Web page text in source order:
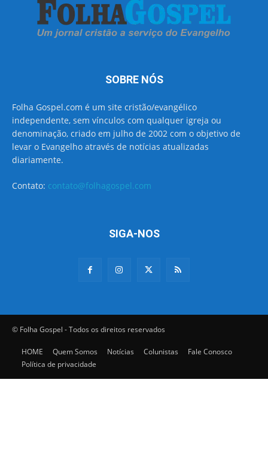
SOBRE NÓS
Folha Gospel.com é um site cristão/evangélico
independente, sem vínculos com qualquer igreja ou
denominação, criado em julho de 2002 com o objetivo de
levar o Evangelho através de notícias atualizadas
diariamente.
Contato: contato@folhagospel.com
SIGA-NOS
© Folha Gospel - Todos os direitos reservados
HOME Quem Somos Notícias Colunistas
Fale Conosco
Política de privacidade